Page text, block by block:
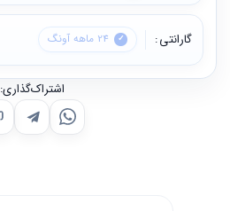
گارانتی 24 ماهه آونگ
اشتراک‌گذاری: